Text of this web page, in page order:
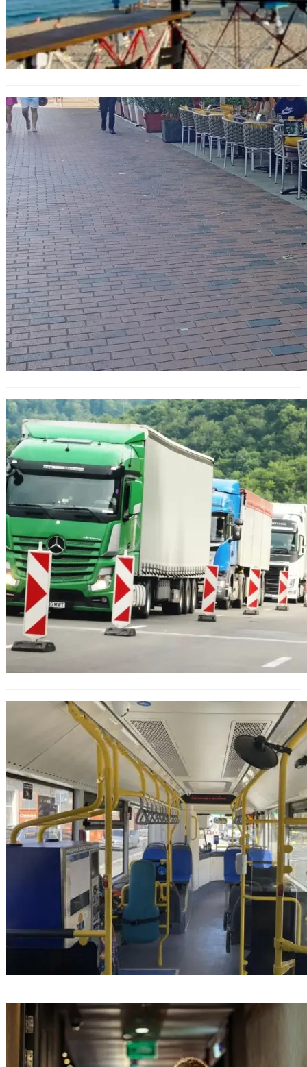
Заведенията по „Сливница“ във
Варна под наблюдение за заети
площи
Тол системата с нови функции за
контрол и безопасност
АДФИ откри нарушения във
„Градски транспорт“ – Варна
Инспекцията по труда разкри над
400 работници без договор в
туризма